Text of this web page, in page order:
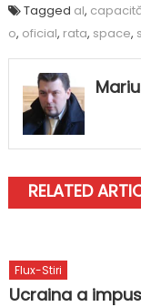
Tagged al,
o, oficial, rata, space,
RELATED
Flux-Stiri
Ucraina a